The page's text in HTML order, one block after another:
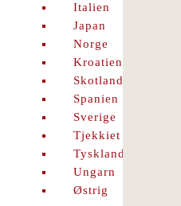
Italien
Japan
Norge
Kroatien
Skotland
Spanien
Sverige
Tjekkiet
Tyskland
Ungarn
Østrig